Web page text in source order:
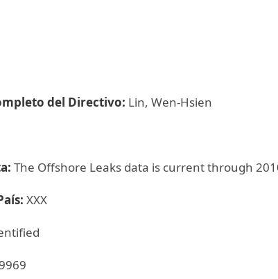
del Directivo: Lin, Wen-Hsien
The Offshore Leaks data is current through
XXX